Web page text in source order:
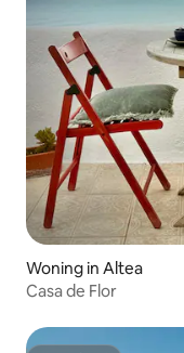
Woning in Altea
Casa de Flor